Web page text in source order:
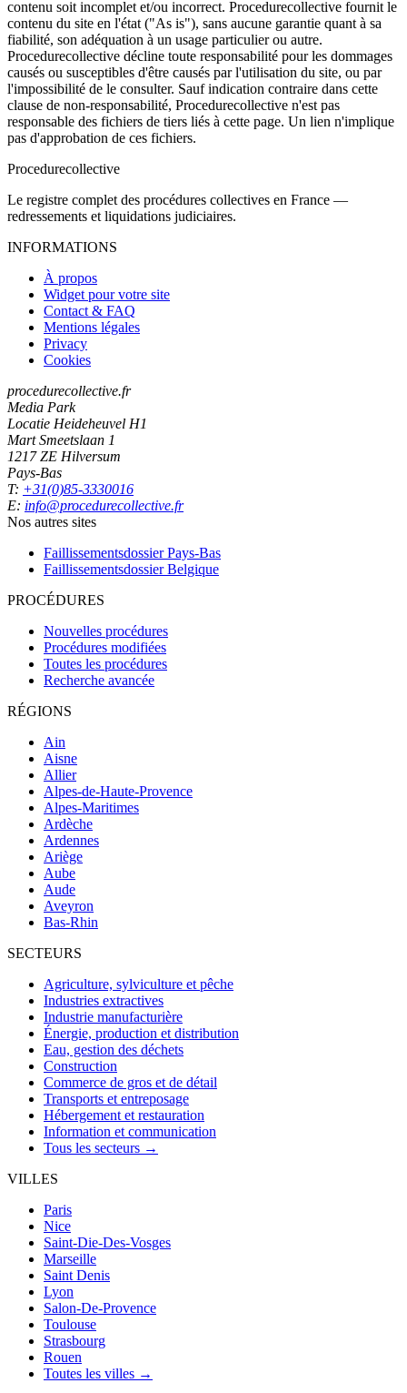
contenu soit incomplet et/ou incorrect. Procedurecollective fournit le
contenu du site en l'état ("As is"), sans aucune garantie quant à sa
fiabilité, son adéquation à un usage particulier ou autre.
Procedurecollective décline toute responsabilité pour les dommages
causés ou susceptibles d'être causés par l'utilisation du site, ou par
l'impossibilité de le consulter. Sauf indication contraire dans cette
clause de non-responsabilité, Procedurecollective n'est pas
responsable des fichiers de tiers liés à cette page. Un lien n'implique
pas d'approbation de ces fichiers.
Procedurecollective
Le registre complet des procédures collectives en France —
redressements et liquidations judiciaires.
INFORMATIONS
À propos
Widget pour votre site
Contact & FAQ
Mentions légales
Privacy
Cookies
procedurecollective.fr
Media Park
Locatie Heideheuvel H1
Mart Smeetslaan 1
1217 ZE Hilversum
Pays-Bas
T: +31(0)85-3330016
E: info@procedurecollective.fr
Nos autres sites
Faillissementsdossier Pays-Bas
Faillissementsdossier Belgique
PROCÉDURES
Nouvelles procédures
Procédures modifiées
Toutes les procédures
Recherche avancée
RÉGIONS
Ain
Aisne
Allier
Alpes-de-Haute-Provence
Alpes-Maritimes
Ardèche
Ardennes
Ariège
Aube
Aude
Aveyron
Bas-Rhin
SECTEURS
Agriculture, sylviculture et pêche
Industries extractives
Industrie manufacturière
Énergie, production et distribution
Eau, gestion des déchets
Construction
Commerce de gros et de détail
Transports et entreposage
Hébergement et restauration
Information et communication
Tous les secteurs →
VILLES
Paris
Nice
Saint-Die-Des-Vosges
Marseille
Saint Denis
Lyon
Salon-De-Provence
Toulouse
Strasbourg
Rouen
Toutes les villes →